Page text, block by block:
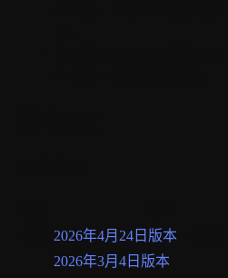
2026年4月24日版本
2026年3月4日版本